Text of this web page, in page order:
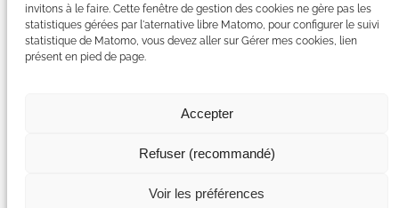
invitons à le faire. Cette fenêtre de gestion des cookies ne gère pas les
statistiques gérées par l'aternative libre Matomo, pour configurer le suivi
statistique de Matomo, vous devez aller sur Gérer mes cookies, lien
présent en pied de page.
Accepter
Refuser (recommandé)
Voir les préférences
Plan du site
Mentions légales
Gérer mes cookies
Déclaration de confidentialité